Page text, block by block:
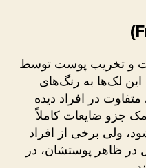
و تخریب پوست توسط
این لک‌ها به رنگ‌های
در افراد دیده
جزو ضایعات کاملاً
ولی برخی از افراد
در ظاهر پوستشان، در